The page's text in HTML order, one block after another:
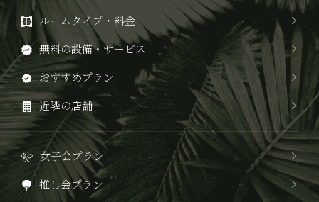
ルームタイプ・料金
無料の設備・サービス
おすすめプラン
近隣の店舗
女子会プラン
推し会プラン